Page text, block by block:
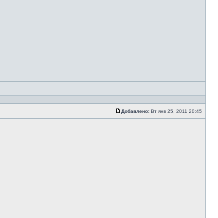
Добавлено: Вт янв 25, 2011 20:45